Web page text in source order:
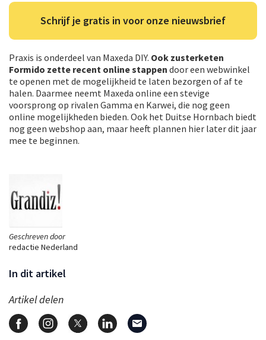
Geschreven door
redactie Nederland
In dit artikel
Artikel delen
Schrijf je gratis in voor onze nieuwsbrief
Praxis is onderdeel van Maxeda DIY. Ook zusterketen
Formido zette recent online stappen door een webwinkel
te openen met de mogelijkheid te laten bezorgen of af te
halen. Daarmee neemt Maxeda online een stevige
voorsprong op rivalen Gamma en Karwei, die nog geen
online mogelijkheden bieden. Ook het Duitse Hornbach biedt
nog geen webshop aan, maar heeft plannen hier later dit jaar
mee te beginnen.